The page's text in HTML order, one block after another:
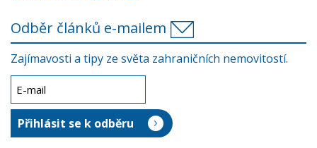
Odběr článků e-mailem
Zajímavosti a tipy ze světa zahraničních nemovitostí.